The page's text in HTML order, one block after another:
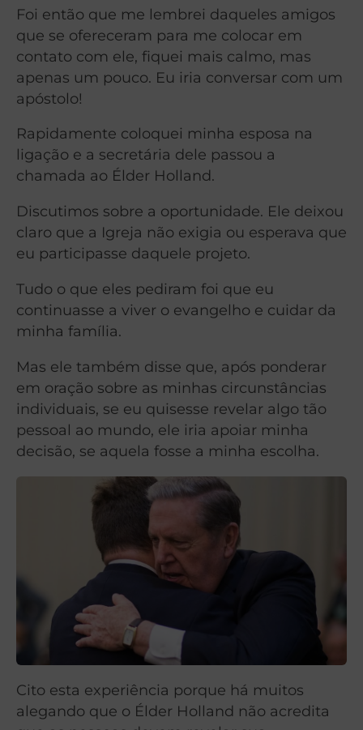
Foi então que me lembrei daqueles amigos
que se ofereceram para me colocar em
contato com ele, fiquei mais calmo, mas
apenas um pouco. Eu iria conversar com um
apóstolo!
Rapidamente coloquei minha esposa na
ligação e a secretária dele passou a
chamada ao Élder Holland.
Discutimos sobre a oportunidade. Ele deixou
claro que a Igreja não exigia ou esperava que
eu participasse daquele projeto.
Tudo o que eles pediram foi que eu
continuasse a viver o evangelho e cuidar da
minha família.
Mas ele também disse que, após ponderar
em oração sobre as minhas circunstâncias
individuais, se eu quisesse revelar algo tão
pessoal ao mundo, ele iria apoiar minha
decisão, se aquela fosse a minha escolha.
Cito esta experiência porque há muitos
alegando que o Élder Holland não acredita